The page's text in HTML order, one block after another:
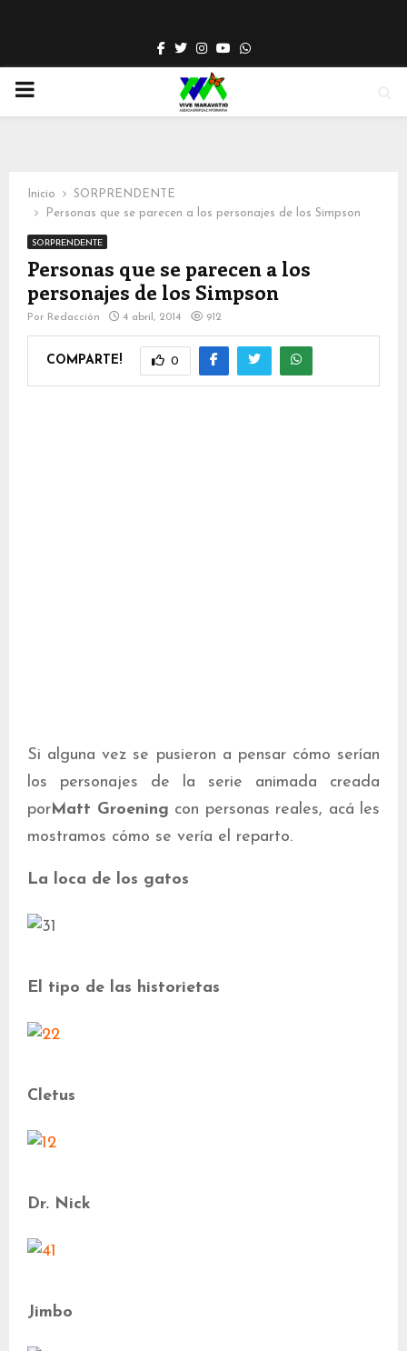
Facebook
TwitterInstagram
YoutubeWhatsapp
PRIMARY
Inicio
SORPRENDENTE
Personas que se parecen a los personajes de los Simpson
SORPRENDENTE
Personas que se parecen a los
personajes de los Simpson
Por Redacción 4 abril, 2014 912
COMPARTE! 0
Si alguna vez se pusieron a pensar cómo serían
los personajes de la serie animada creada
porMatt Groening con personas reales, acá les
mostramos cómo se vería el reparto.
La loca de los gatos
El tipo de las historietas
Cletus
Dr. Nick
Jimbo